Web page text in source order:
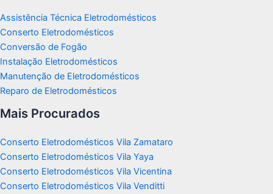
Assistência Técnica Eletrodomésticos
Conserto Eletrodomésticos
Conversão de Fogão
Instalação Eletrodomésticos
Manutenção de Eletrodomésticos
Reparo de Eletrodomésticos
Mais Procurados
Conserto Eletrodomésticos Vila Zamataro
Conserto Eletrodomésticos Vila Yaya
Conserto Eletrodomésticos Vila Vicentina
Conserto Eletrodomésticos Vila Venditti